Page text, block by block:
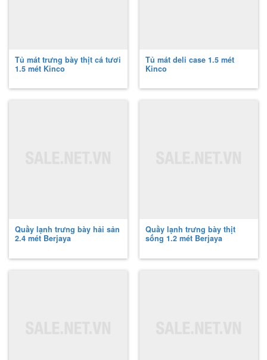
Tủ mát trưng bày thịt cá tươi
1.5 mét Kinco
Tủ mát deli case 1.5 mét
Kinco
Quầy lạnh trưng bày hải sản
2.4 mét Berjaya
Quầy lạnh trưng bày thịt
sống 1.2 mét Berjaya